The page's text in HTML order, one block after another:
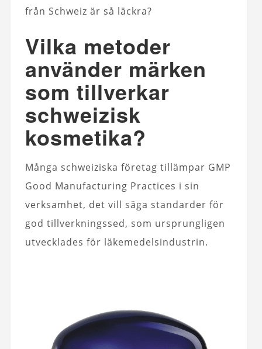
från Schweiz är så läckra?
Vilka metoder
använder märken
som tillverkar
schweizisk
kosmetika?
Många schweiziska företag tillämpar GMP
Good Manufacturing Practices i sin
verksamhet, det vill säga standarder för
god tillverkningssed, som ursprungligen
utvecklades för läkemedelsindustrin.